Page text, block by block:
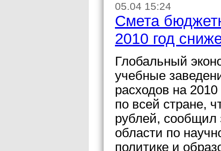
05.04 15:24
Смета
2010 год
Глобальный
учебные
расходов на
по всей стране,
рублей, сообщил
области по
политике и